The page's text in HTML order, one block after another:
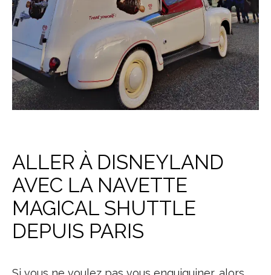
ALLER À DISNEYLAND
AVEC LA NAVETTE
MAGICAL SHUTTLE
DEPUIS PARIS